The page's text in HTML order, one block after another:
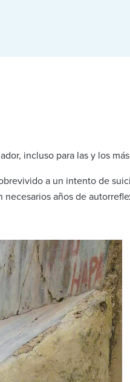
incluso para las y los
a un intento de
años de